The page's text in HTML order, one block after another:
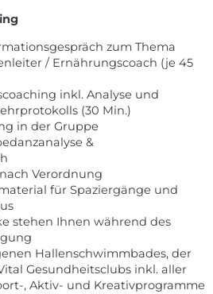
zum Thema
/ Ernährungscoach (je 45
inkl. Analyse und
(30 Min.)
in der Gruppe
&
Verordnung
für Spaziergänge und
stehen Ihnen während des
Hallenschwimmbades, der
Gesundheitsclubs inkl. aller
, Aktiv- und Kreativprogramme